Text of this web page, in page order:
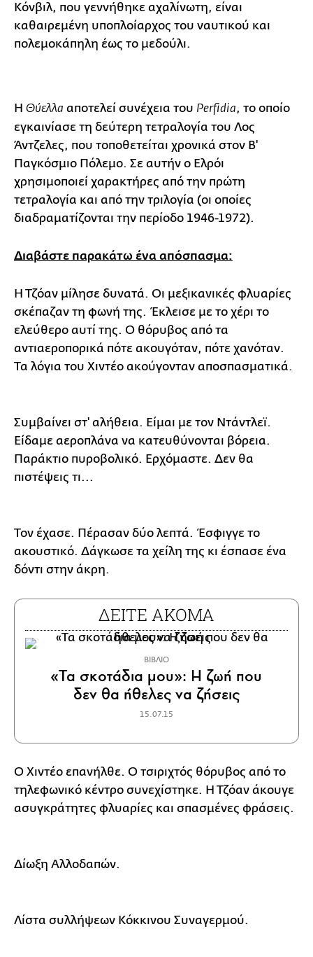
Κόνβιλ, που γεννήθηκε αχαλίνωτη, είναι
καθαιρεμένη υποπλοίαρχος του ναυτικού και
πολεμοκάπηλη έως το μεδούλι.
Η Θύελλα αποτελεί συνέχεια του Perfidia, το οποίο
εγκαινίασε τη δεύτερη τετραλογία του Λος
Άντζελες, που τοποθετείται χρονικά στον B'
Παγκόσμιο Πόλεμο. Σε αυτήν ο Ελρόι
χρησιμοποιεί χαρακτήρες από την πρώτη
τετραλογία και από την τριλογία (οι οποίες
διαδραματίζονται την περίοδο 1946-1972).
Διαβάστε παρακάτω ένα απόσπασμα:
Η Τζόαν μίλησε δυνατά. Οι μεξικανικές φλυαρίες
σκέπαζαν τη φωνή της. Έκλεισε με το χέρι το
ελεύθερο αυτί της. Ο θόρυβος από τα
αντιαεροπορικά πότε ακουγόταν, πότε χανόταν.
Τα λόγια του Χιντέο ακούγονταν αποσπασματικά.
Συμβαίνει στ' αλήθεια. Είμαι με τον Ντάντλεϊ.
Είδαμε αεροπλάνα να κατευθύνονται βόρεια.
Παράκτιο πυροβολικό. Ερχόμαστε. Δεν θα
πιστέψεις τι...
Τον έχασε. Πέρασαν δύο λεπτά. Έσφιγγε το
ακουστικό. Δάγκωσε τα χείλη της κι έσπασε ένα
δόντι στην άκρη.
ΔΕΙΤΕ ΑΚΟΜΑ
ΒΙΒΛΙΟ
«Τα σκοτάδια μου»: Η ζωή που
δεν θα ήθελες να ζήσεις
15.07.15
Ο Χιντέο επανήλθε. Ο τσιριχτός θόρυβος από το
τηλεφωνικό κέντρο συνεχίστηκε. Η Τζόαν άκουγε
ασυγκράτητες φλυαρίες και σπασμένες φράσεις.
Δίωξη Αλλοδαπών.
Λίστα συλλήψεων Κόκκινου Συναγερμού.